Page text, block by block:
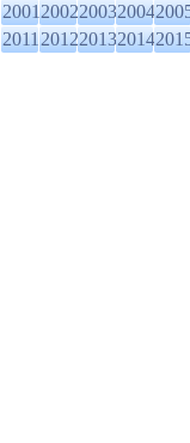
2001200220032004
2011201220132014